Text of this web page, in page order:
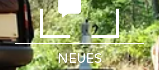
NEUES